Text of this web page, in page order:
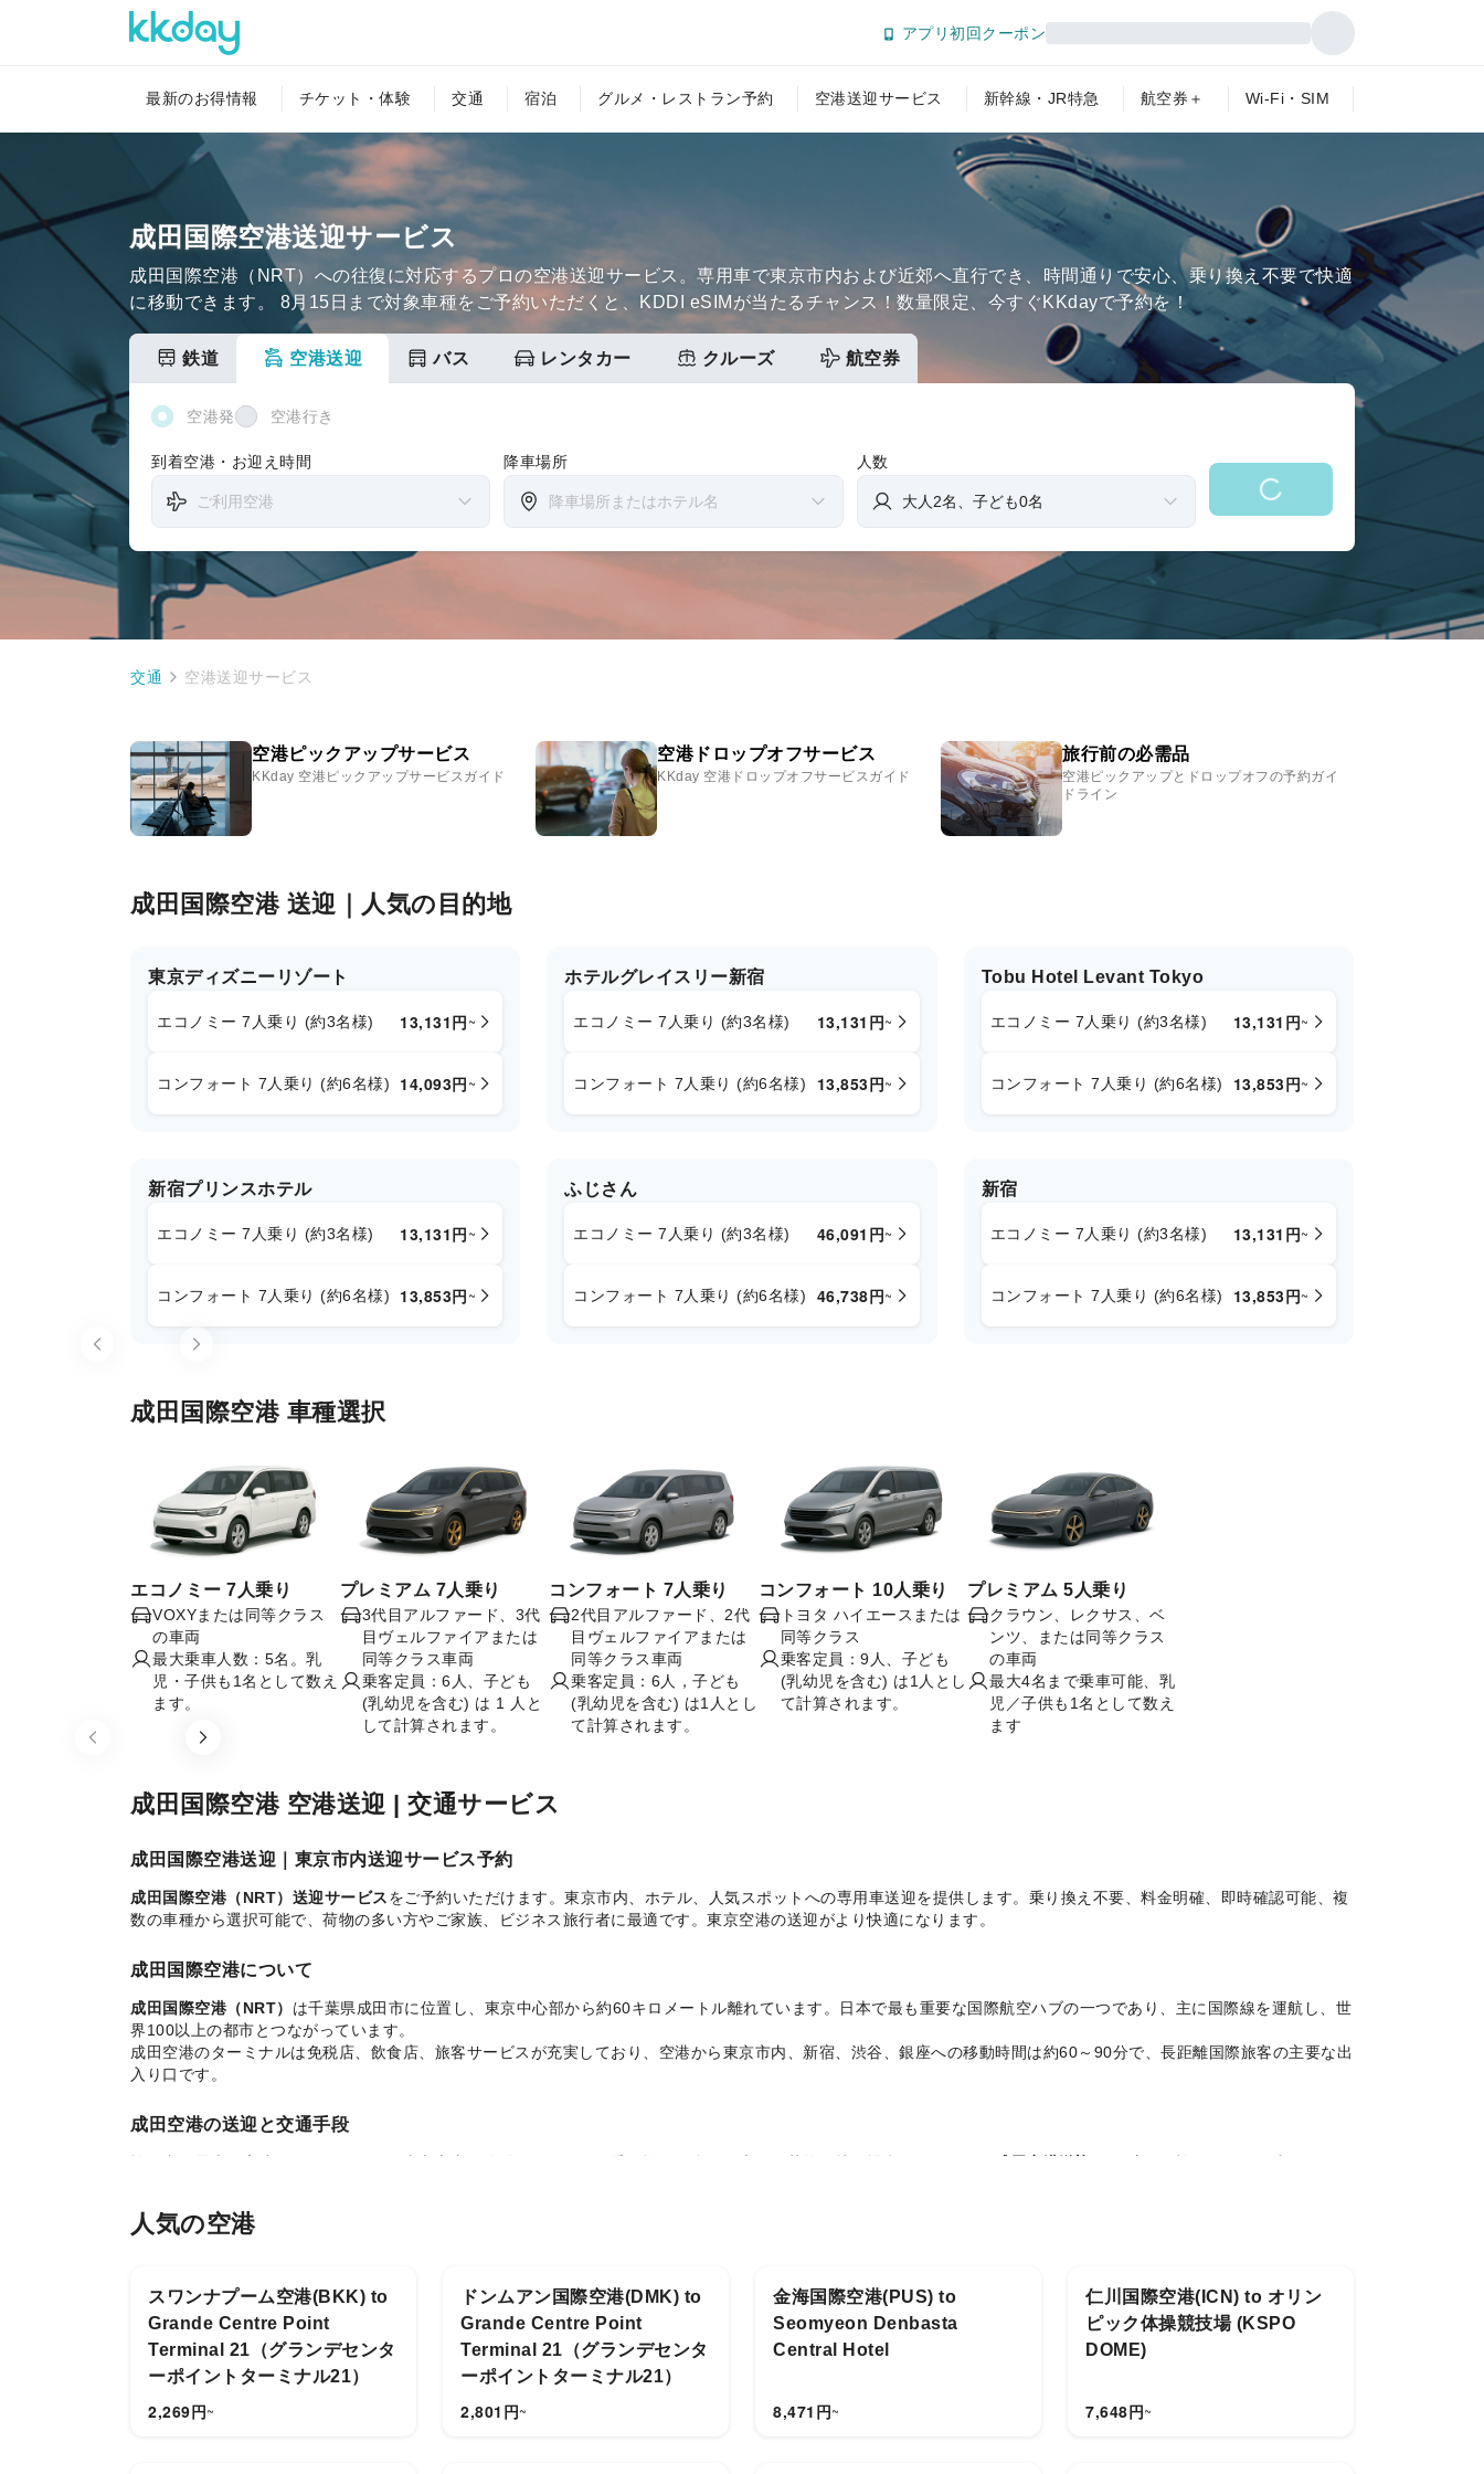
アプリ初回クーポン
最新のお得情報 チケット・体験 交通 宿泊 グルメ・レストラン予約 空港送迎サービス 新幹線・JR特急 航空券＋ Wi-Fi・SIM
旅行関連サービス ショッピング
成田国際空港送迎サービス
成田国際空港（NRT）への往復に対応するプロの空港送迎サービス。専用車で東京市内および近郊へ直行でき、時間通りで安心、乗り換え不要で快適
に移動できます。 8月15日まで対象車種をご予約いただくと、KDDI eSIMが当たるチャンス！数量限定、今すぐKKdayで予約を！
鉄道 空港送迎 バス レンタカー クルーズ 航空券
空港発 空港行き
到着空港・お迎え時間 降車場所 人数
交通 空港送迎サービス
空港ピックアップサービス
KKday 空港ピックアップサービスガイド
空港ドロップオフサービス
KKday 空港ドロップオフサービスガイド
旅行前の必需品
空港ピックアップとドロップオフの予約ガイ
ドライン
成田国際空港 送迎｜人気の目的地
東京ディズニーリゾート
エコノミー 7人乗り (約3名様) 円
13,131 ~
コンフォート 7人乗り (約6名様) 円
14,093 ~
ホテルグレイスリー新宿
エコノミー 7人乗り (約3名様) 円
13,131 ~
コンフォート 7人乗り (約6名様) 円
13,853 ~
Tobu Hotel Levant Tokyo
エコノミー 7人乗り (約3名様) 円
13,131 ~
コンフォート 7人乗り (約6名様) 円
13,853 ~
新宿プリンスホテル
エコノミー 7人乗り (約3名様) 円
13,131 ~
コンフォート 7人乗り (約6名様) 円
13,853 ~
ふじさん
エコノミー 7人乗り (約3名様) 円
46,091 ~
コンフォート 7人乗り (約6名様) 円
46,738 ~
新宿
エコノミー 7人乗り (約3名様) 円
13,131 ~
コンフォート 7人乗り (約6名様) 円
13,853 ~
of
成田国際空港 車種選択
エコノミー 7人乗り
VOXYまたは同等クラス
の車両
最大乗車人数：5名。乳
児・子供も1名として数え
ます。
プレミアム 7人乗り
3代目アルファード、3代
目ヴェルファイアまたは
同等クラス車両
乗客定員：6人、子ども
(乳幼児を含む) は 1 人と
して計算されます。
コンフォート 7人乗り
2代目アルファード、2代
目ヴェルファイアまたは
同等クラス車両
乗客定員：6人，子ども
(乳幼児を含む) は1人とし
て計算されます。
コンフォート 10人乗り
トヨタ ハイエースまたは
同等クラス
乗客定員：9人、子ども
(乳幼児を含む) は1人とし
て計算されます。
プレミアム 5人乗り
クラウン、レクサス、ベ
ンツ、または同等クラス
の車両
最大4名まで乗車可能、乳
児／子供も1名として数え
ます
of
成田国際空港 空港送迎 | 交通サービス
成田国際空港送迎｜東京市内送迎サービス予約
成田国際空港（NRT）送迎サービスをご予約いただけます。東京市内、ホテル、人気スポットへの専用車送迎を提供します。乗り換え不要、料金明確、即時確認可能、複
数の車種から選択可能で、荷物の多い方やご家族、ビジネス旅行者に最適です。東京空港の送迎がより快適になります。
成田国際空港について
成田国際空港（NRT） は千葉県成田市に位置し、東京中心部から約60キロメートル離れています。日本で最も重要な国際航空ハブの一つであり、主に国際線を運航し、世
界100以上の都市とつながっています。
成田空港のターミナルは免税店、飲食店、旅客サービスが充実しており、空港から東京市内、新宿、渋谷、銀座への移動時間は約60～90分で、長距離国際旅客の主要な出
入り口です。
成田空港の送迎と交通手段
なぜ成田空港送迎サービスを選ぶのか？
現します。
人気の空港
スワンナプーム空港(BKK) to
Grande Centre Point
Terminal 21（グランデセンタ
ーポイントターミナル21）
円
2,269 ~
ドンムアン国際空港(DMK) to
Grande Centre Point
Terminal 21（グランデセンタ
ーポイントターミナル21）
円
2,801 ~
金海国際空港(PUS) to
Seomyeon Denbasta
Central Hotel
円
8,471 ~
仁川国際空港(ICN) to オリン
ピック体操競技場 (KSPO
DOME)
円
7,648 ~